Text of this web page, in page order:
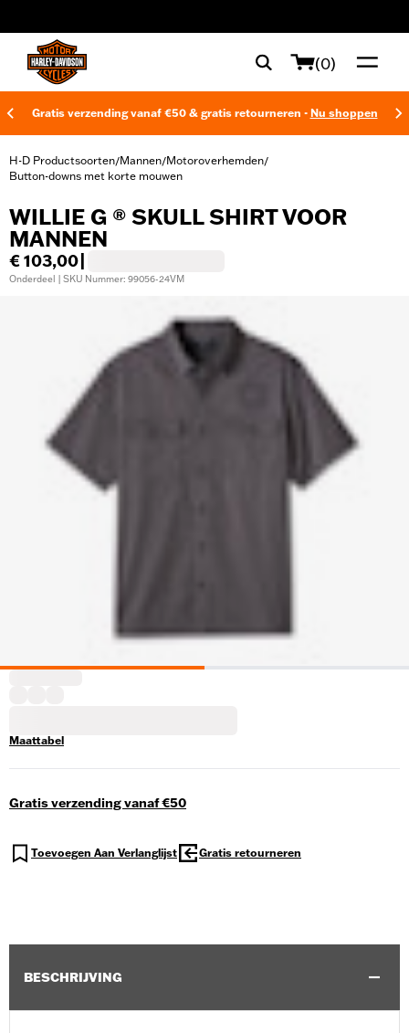
(0)
Gratis verzending vanaf €50 & gratis retourneren - Nu shoppen
H-D Productsoorten/Mannen/Motoroverhemden/
Button-downs met korte mouwen
WILLIE G ® SKULL SHIRT VOOR
MANNEN
€ 103,00
Onderdeel | SKU Nummer: 99056-24VM
Maattabel
Gratis verzending vanaf €50
Toevoegen Aan Verlanglijst Gratis retourneren
BESCHRIJVING